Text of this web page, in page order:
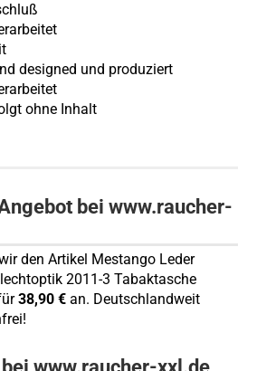
designed und produziert
ohne Inhalt
bei www.raucher-
den Artikel Mestango Leder
2011-3 Tabaktasche
38,90 €an. Deutschlandweit